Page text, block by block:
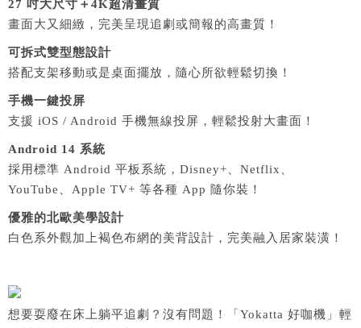
27 吋大尺寸＋4K超清畫質
畫面大又細緻，完美呈現追劇或簡報的高畫質！
可拆式雙型態設計
搭配支架移動或是桌面擺放，隨心所欲輕鬆切換！
手機一鍵投屏
支援 iOS / Android 手機無線投屏，輕鬆投射大畫面！
Android 14 系統
採用標準 Android 平板系統，Disney+、Netflix、
YouTube、Apple TV+ 等各種 App 隨你裝！
優雅的北歐美學設計
白色系外觀加上褐色布網的美背設計，完美融入居家裝潢！
想要耍廢在床上躺平追劇？沒有問題！「Yokatta 好咖機」輕